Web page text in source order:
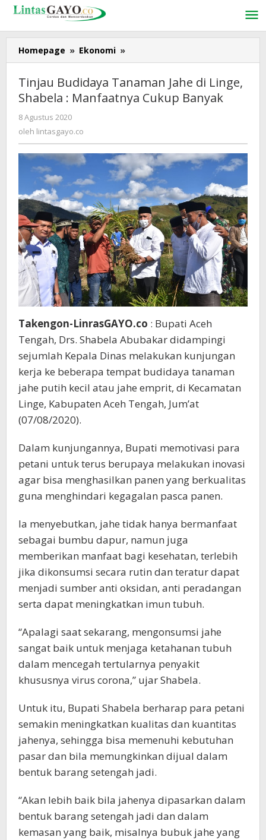
Lewati
konten
Homepage » Ekonomi »
Budidaya
Jahe
di
Cukup
Banyak
Tinjau Budidaya Tanaman Jahe di Linge,
Shabela : Manfaatnya Cukup Banyak
8 Agustus 2020
lintasgayo.co
oleh lintasgayo.co
Takengon-LinrasGAYO.co : Bupati Aceh
Tengah, Drs. Shabela Abubakar didampingi
sejumlah Kepala Dinas melakukan kunjungan
kerja ke beberapa tempat budidaya tanaman
jahe putih kecil atau jahe emprit, di Kecamatan
Linge, Kabupaten Aceh Tengah, Jum’at
(07/08/2020).
Dalam kunjungannya, Bupati memotivasi para
petani untuk terus berupaya melakukan inovasi
agar bisa menghasilkan panen yang berkualitas
guna menghindari kegagalan pasca panen.
Ia menyebutkan, jahe tidak hanya bermanfaat
sebagai bumbu dapur, namun juga
memberikan manfaat bagi kesehatan, terlebih
jika dikonsumsi secara rutin dan teratur dapat
menjadi sumber anti oksidan, anti peradangan
serta dapat meningkatkan imun tubuh.
“Apalagi saat sekarang, mengonsumsi jahe
sangat baik untuk menjaga ketahanan tubuh
dalam mencegah tertularnya penyakit
khususnya virus corona,” ujar Shabela.
Untuk itu, Bupati Shabela berharap para petani
semakin meningkatkan kualitas dan kuantitas
jahenya, sehingga bisa memenuhi kebutuhan
pasar dan bila memungkinkan dijual dalam
bentuk barang setengah jadi.
“Akan lebih baik bila jahenya dipasarkan dalam
bentuk barang setengah jadi dan dalam
kemasan yang baik, misalnya bubuk jahe yang